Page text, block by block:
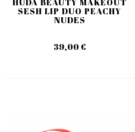
SESH LIP DUO PEACHY
NUDES
39,00 €